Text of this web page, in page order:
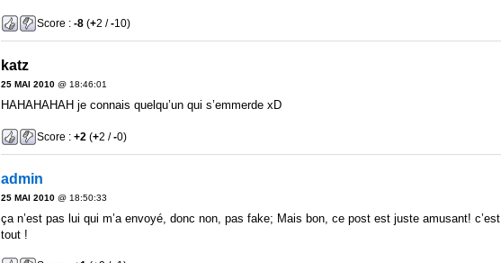
Score : -8(+2 /-10)
katz
25 MAI 2010@ 18:46:01
HAHAHAHAH je connais quelqu’un qui s’emmerde xD
Score : +2 (+2 /-0)
admin
25 MAI 2010@ 18:50:33
ça n’est pas lui qui m’a envoyé, donc non, pas fake; Mais bon, ce post est juste amusant! c’est
tout !